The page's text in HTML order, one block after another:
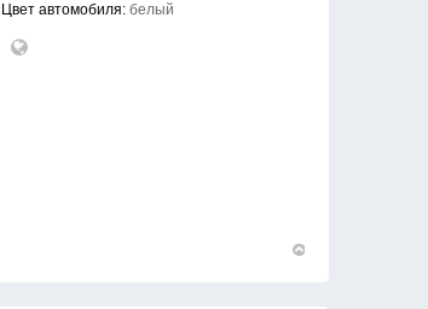
Цвет автомобиля: белый